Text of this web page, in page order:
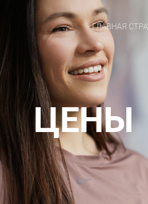
ГЛАВНАЯ
ЦЕНЫ